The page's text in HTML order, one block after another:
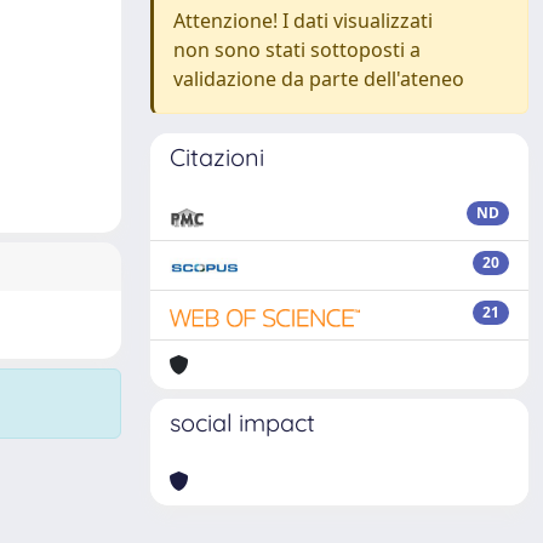
Attenzione! I dati visualizzati
non sono stati sottoposti a
validazione da parte dell'ateneo
Citazioni
ND
20
21
social impact